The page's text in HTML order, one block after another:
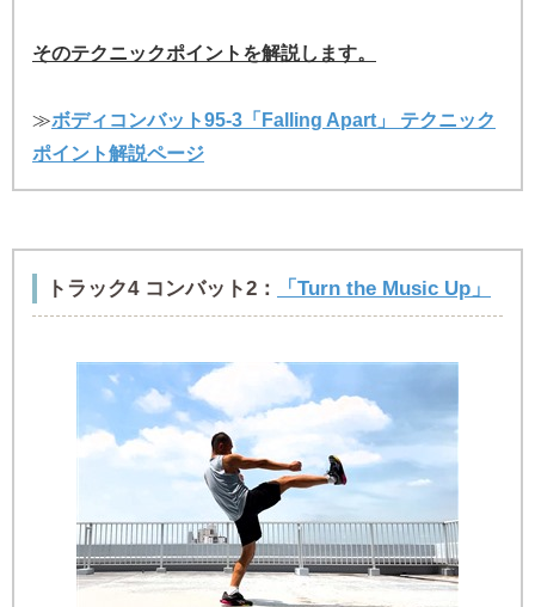
そのテクニックポイントを解説します。
≫ボディコンバット95-3「Falling Apart」 テクニック
ポイント解説ページ
トラック4 コンバット2： 「Turn the Music Up」